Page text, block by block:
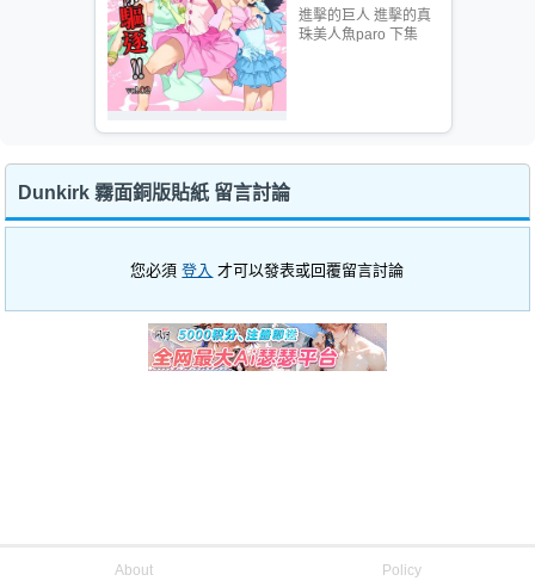
進擊的巨人 進擊的真
珠美人魚paro 下集
Dunkirk 霧面銅版貼紙 留言討論
您必須登入 才可以發表或回覆留言討論
About Policy